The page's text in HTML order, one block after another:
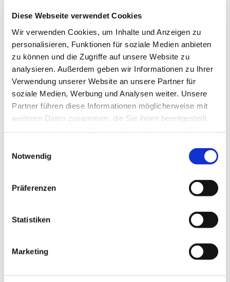
Diese Webseite verwendet Cookies
Wir verwenden Cookies, um Inhalte und Anzeigen zu
personalisieren, Funktionen für soziale Medien anbieten
zu können und die Zugriffe auf unsere Website zu
analysieren. Außerdem geben wir Informationen zu Ihrer
Verwendung unserer Website an unsere Partner für
soziale Medien, Werbung und Analysen weiter. Unsere
Partner führen diese Informationen möglicherweise mit
weiteren Daten zusammen, die Sie ihnen bereitgestellt
Notwendig
Präferenzen
Statistiken
Marketing
Mitarbeitende des
Familienzentrums
kleine Impulse, eine Heilreise, Klang & Duft laden
zu mehr innerer Ruhe ein!